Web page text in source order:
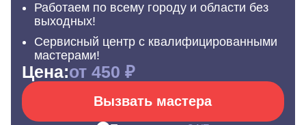
Работаем по всему городу и области без
выходных!
Сервисный центр с квалифицированными
мастерами!
Цена:от 450 ₽
Вызвать мастера